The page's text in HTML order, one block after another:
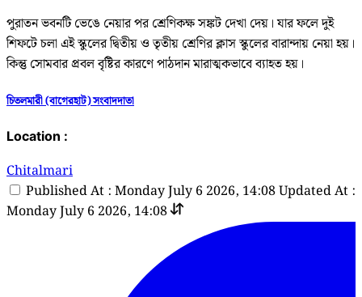
পুরাতন ভবনটি ভেঙে নেয়ার পর শ্রেণিকক্ষ সঙ্কট দেখা দেয়। যার ফলে দুই
শিফটে চলা এই স্কুলের দ্বিতীয় ও তৃতীয় শ্রেণির ক্লাস স্কুলের বারান্দায় নেয়া হয়।
কিন্তু সোমবার প্রবল বৃষ্টির কারণে পাঠদান মারাত্মকভাবে ব্যাহত হয়।
চিতলমারী (বাগেরহাট) সংবাদদাতা
Location :
Chitalmari
Published At : Monday July 6 2026, 14:08Updated At :
Monday July 6 2026, 14:08